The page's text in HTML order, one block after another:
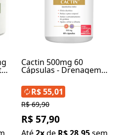
Cactin 500mg 60
Cápsulas - Drenagem
R$ 69,90
R$ 57,90
R$ 55,01